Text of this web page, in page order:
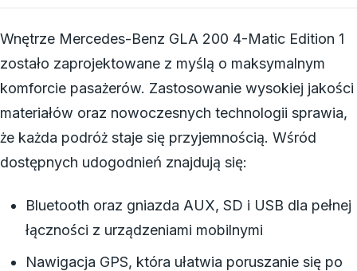
Wnętrze Mercedes-Benz GLA 200 4-Matic Edition 1
zostało zaprojektowane z myślą o maksymalnym
komforcie pasażerów. Zastosowanie wysokiej jakości
materiałów oraz nowoczesnych technologii sprawia,
że każda podróż staje się przyjemnością. Wśród
dostępnych udogodnień znajdują się:
Bluetooth oraz gniazda AUX, SD i USB dla pełnej
łączności z urządzeniami mobilnymi
Nawigacja GPS, która ułatwia poruszanie się po